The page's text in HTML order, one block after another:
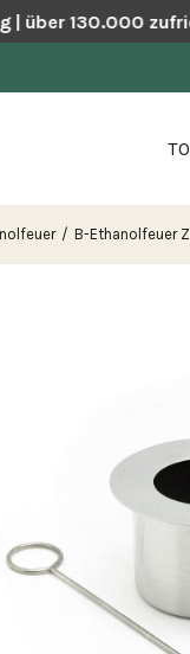
130.000
B-Ethanolfeuer